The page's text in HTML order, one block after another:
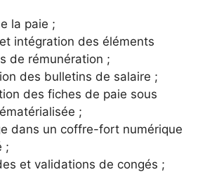
la paie ;
intégration des éléments
de rémunération ;
des bulletins de salaire ;
des fiches de paie sous
;
dans un coffre-fort numérique
;
et validations de congés ;